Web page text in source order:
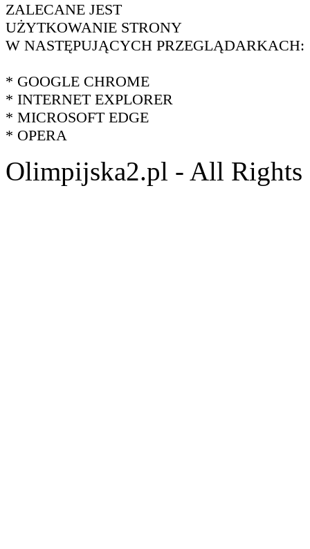
ZALECANE JEST
UŻYTKOWANIE STRONY
W NASTĘPUJĄCYCH PRZEGLĄDARKACH:
* GOOGLE CHROME
* INTERNET EXPLORER
* MICROSOFT EDGE
* OPERA
Olimpijska2.pl - All Rights